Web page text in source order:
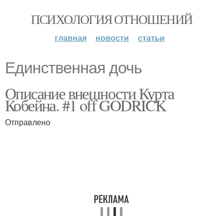
ПСИХОЛОГИЯ ОТНОШЕНИЙ
главная новости статьи
Единственная дочь
Описание внешности Курта
Кобейна. #1 off GODRICK
Отправлено